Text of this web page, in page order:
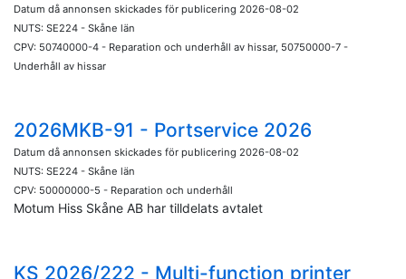
Datum då annonsen skickades för publicering 2026-08-02
NUTS: SE224 - Skåne län
CPV: 50740000-4 - Reparation och underhåll av hissar, 50750000-7 -
Underhåll av hissar
2026MKB-91 - Portservice 2026
Datum då annonsen skickades för publicering 2026-08-02
NUTS: SE224 - Skåne län
CPV: 50000000-5 - Reparation och underhåll
Motum Hiss Skåne AB har tilldelats avtalet
KS 2026/222 - Multi-function printer